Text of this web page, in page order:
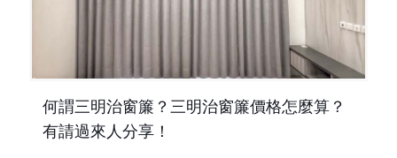
何謂三明治窗簾？三明治窗簾價格怎麼算？
有請過來人分享！